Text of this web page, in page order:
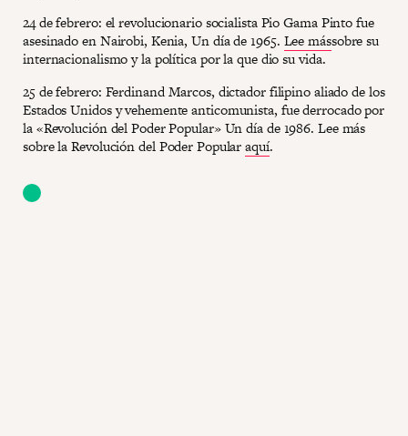
24 de febrero: el revolucionario socialista Pio Gama Pinto fue
asesinado en Nairobi, Kenia, Un día de 1965. Lee mássobre su
internacionalismo y la política por la que dio su vida.
25 de febrero: Ferdinand Marcos, dictador filipino aliado de los
Estados Unidos y vehemente anticomunista, fue derrocado por
la «Revolución del Poder Popular» Un día de 1986. Lee más
sobre la Revolución del Poder Popularaquí.